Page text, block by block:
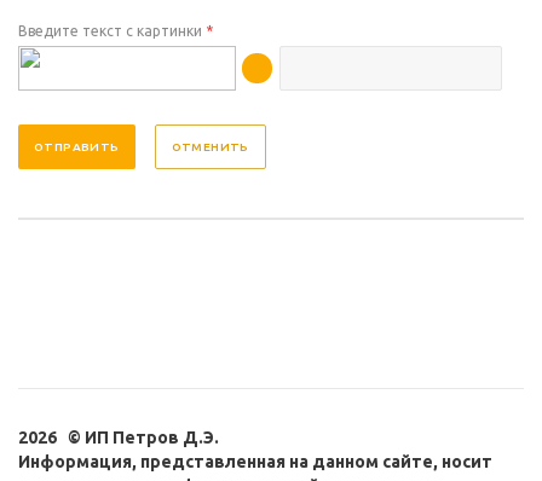
Введите текст с картинки *
ОТМЕНИТЬ
2026 © ИП Петров Д.Э.
Информация, представленная на данном сайте, носит